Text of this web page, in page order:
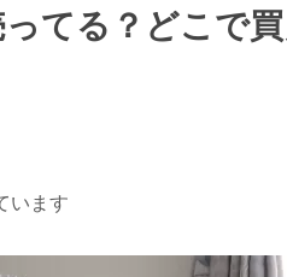
てる？どこで
います